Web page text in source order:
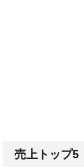
売上トップ5